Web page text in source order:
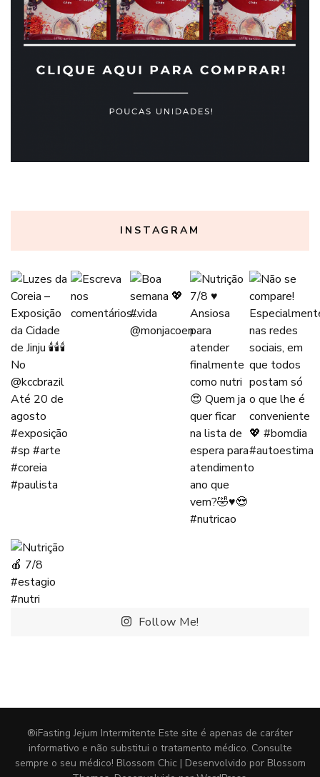
INSTAGRAM
Follow Me!
®iFasting Jejum Intermitente Este site é apenas de caráter
informativo e não substitui o tratamento médico. Consulte
sempre o seu médico! Blossom Chic | Desenvolvido por Blossom